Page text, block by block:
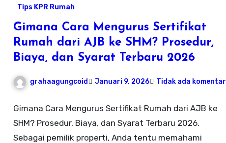
Tips KPR Rumah
Gimana Cara Mengurus Sertifikat
Rumah dari AJB ke SHM? Prosedur,
Biaya, dan Syarat Terbaru 2026
grahaagungcoid Januari 9, 2026 Tidak ada komentar
Gimana Cara Mengurus Sertifikat Rumah dari AJB ke
SHM? Prosedur, Biaya, dan Syarat Terbaru 2026.
Sebagai pemilik properti, Anda tentu memahami